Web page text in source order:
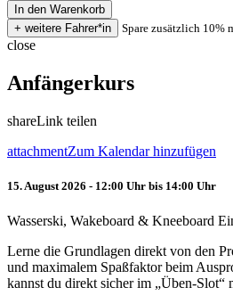
Spare zusätzlich 10%
close
Anfängerkurs
shareLink teilen
attachmentZum Kalendar hinzufügen
15. August 2026 - 12:00 Uhr bis 14:00 Uhr
Wasserski, Wakeboard & Kneeboard
Lerne die Grundlagen direkt von den
und maximalem Spaßfaktor beim
kannst du direkt sicher im „Üben-Slot“